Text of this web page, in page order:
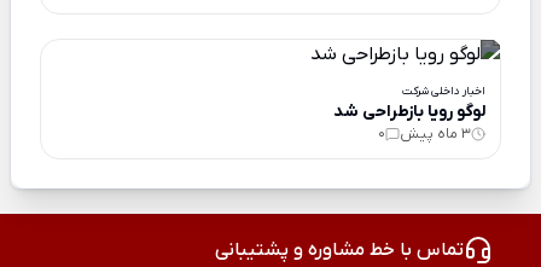
اخبار داخلی شرکت
لوگو رویا بازطراحی شد
3 ماه پیش 0
تماس با خط مشاوره و پشتیبانی